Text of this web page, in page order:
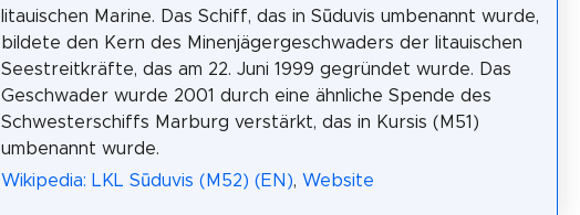
litauischen Marine. Das Schiff, das in Sūduvis umbenannt wurde,
bildete den Kern des Minenjägergeschwaders der litauischen
Seestreitkräfte, das am 22. Juni 1999 gegründet wurde. Das
Geschwader wurde 2001 durch eine ähnliche Spende des
Schwesterschiffs Marburg verstärkt, das in Kursis (M51)
umbenannt wurde.
Wikipedia: LKL Sūduvis (M52) (EN), Website